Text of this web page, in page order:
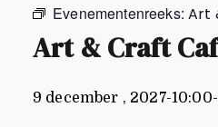
Evenementenreeks:Art
Art & Craft
9 december , 2027-10:00-